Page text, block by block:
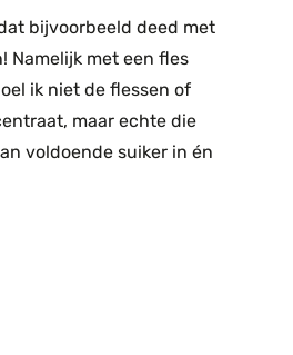
bijvoorbeeld deed met
Namelijk met een fles
ik niet de flessen of
maar echte die
voldoende suiker in én